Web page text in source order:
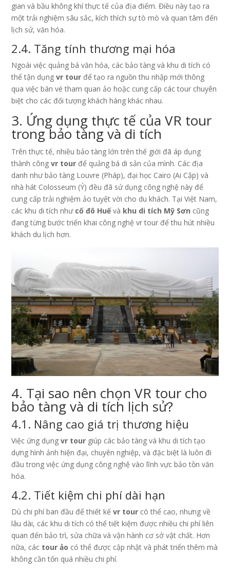
gian và bầu không khí thực tế của địa điểm. Điều này tạo ra
một trải nghiệm sâu sắc, kích thích sự tò mò và quan tâm đến
lịch sử, văn hóa.
2.4. Tăng tính thương mại hóa
Ngoài việc quảng bá văn hóa, các bảo tàng và khu di tích có
thể tận dụngvr tour để tạo ra nguồn thu nhập mới thông
qua việc bán vé tham quan ảo hoặc cung cấp các tour chuyên
biệt cho các đối tượng khách hàng khác nhau.
3. Ứng dụng thực tế của VR tour
trong bảo tàng và di tích
Trên thực tế, nhiều bảo tàng lớn trên thế giới đã áp dụng
thành côngvr tour để quảng bá di sản của mình. Các địa
danh như bảo tàng Louvre (Pháp), đại học Cairo (Ai Cập) và
nhà hát Colosseum (Ý) đều đã sử dụng công nghệ này để
cung cấp trải nghiệm ảo tuyệt vời cho du khách. Tại Việt Nam,
các khu di tích như cố đô Huếvà khu di tích Mỹ Sơn cũng
đang từng bước triển khai công nghệ vr tour để thu hút nhiều
khách du lịch hơn.
4. Tại sao nên chọn VR tour cho
bảo tàng và di tích lịch sử?
4.1. Nâng cao giá trị thương hiệu
Việc ứng dụngvr tour giúp các bảo tàng và khu di tích tạo
dựng hình ảnh hiện đại, chuyên nghiệp, và đặc biệt là luôn đi
đầu trong việc ứng dụng công nghệ vào lĩnh vực bảo tồn văn
hóa.
4.2. Tiết kiệm chi phí dài hạn
Dù chi phí ban đầu để thiết kếvr tour có thể cao, nhưng về
lâu dài, các khu di tích có thể tiết kiệm được nhiều chi phí liên
quan đến bảo trì, sửa chữa và vận hành cơ sở vật chất. Hơn
nữa, các tour ảo có thể được cập nhật và phát triển thêm mà
không cần tốn quá nhiều chi phí.